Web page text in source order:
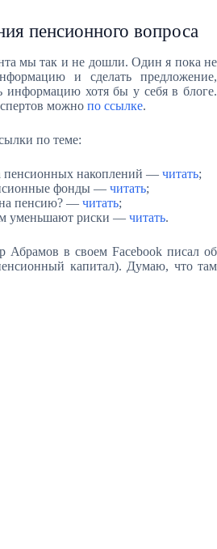
пенсионного вопроса
мы так и не дошли. Один я пока не
и сделать предложение,
информацию хотя бы у себя в блоге.
можно по ссылке.
по теме:
пенсионных накоплений — читать;
фонды — читать;
на пенсию? — читать;
уменьшают риски — читать.
Абрамов в своем Facebook писал об
капитал). Думаю, что там